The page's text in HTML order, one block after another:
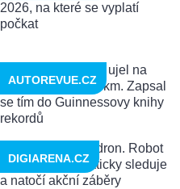
AUTOREVUE.CZ
DIGIARENA.CZ